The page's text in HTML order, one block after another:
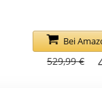
FlowState-
und
rithmen
verleiht dir das
Horizont-
Bei
529,99 €